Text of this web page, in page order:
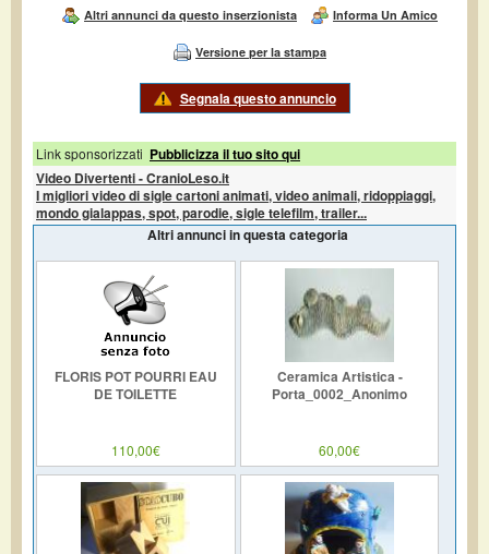
Altri annunci da questo inserzionista Informa Un Amico
Versione per la stampa
Segnala questo annuncio
Link sponsorizzati Pubblicizza il tuo sito qui
Video Divertenti - CranioLeso.it
I migliori video di sigle cartoni animati, video animali, ridoppiaggi,
mondo gialappas, spot, parodie, sigle telefilm, trailer...
Altri annunci in questa categoria
FLORIS POT POURRI EAU
DE TOILETTE
110,00€
Ceramica Artistica -
Porta_0002_Anonimo
60,00€